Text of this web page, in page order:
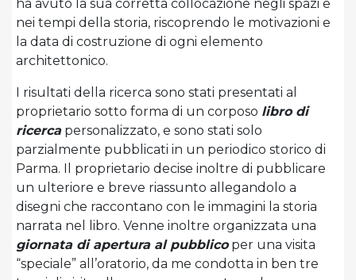
ha avuto la sua corretta collocazione negli spazi e
nei tempi della storia, riscoprendo le motivazioni e
la data di costruzione di ogni elemento
architettonico.
I risultati della ricerca sono stati presentati al
proprietario sotto forma di un corposo libro di
ricerca personalizzato, e sono stati solo
parzialmente pubblicati in un periodico storico di
Parma. Il proprietario decise inoltre di pubblicare
un ulteriore e breve riassunto allegandolo a
disegni che raccontano con le immagini la storia
narrata nel libro. Venne inoltre organizzata una
giornata di apertura al pubblicoper una visita
“speciale” all’oratorio, da me condotta in ben tre